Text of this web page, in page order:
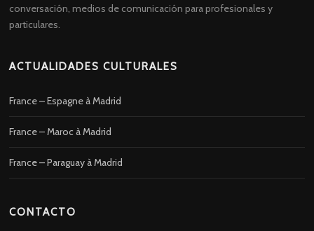
conversación, medios de comunicación para profesionales y
particulares.
ACTUALIDADES CULTURALES
France – Espagne à Madrid
France – Maroc à Madrid
France – Paraguay à Madrid
CONTACTO